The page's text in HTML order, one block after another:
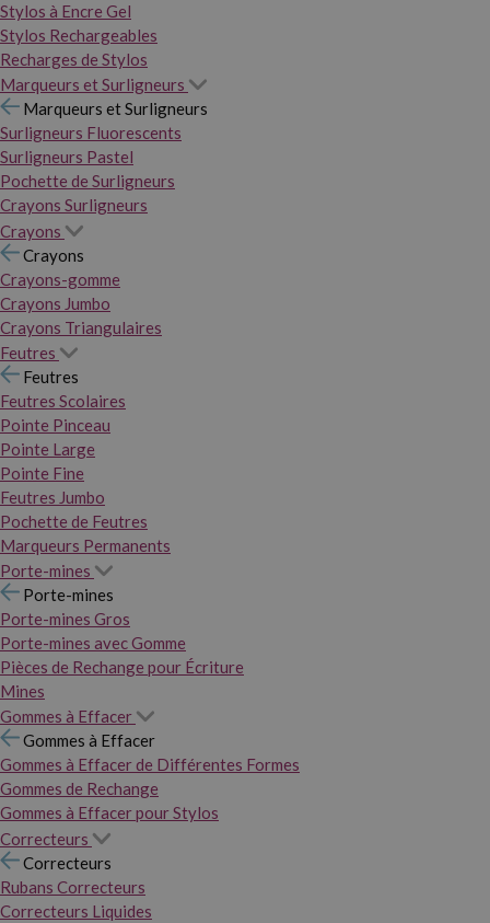
Stylos à Encre Gel
Stylos Rechargeables
Recharges de Stylos
Marqueurs et Surligneurs
Marqueurs et Surligneurs
Surligneurs Fluorescents
Surligneurs Pastel
Pochette de Surligneurs
Crayons Surligneurs
Crayons
Crayons
Crayons-gomme
Crayons Jumbo
Crayons Triangulaires
Feutres
Feutres
Feutres Scolaires
Pointe Pinceau
Pointe Large
Pointe Fine
Feutres Jumbo
Pochette de Feutres
Marqueurs Permanents
Porte-mines
Porte-mines
Porte-mines Gros
Porte-mines avec Gomme
Pièces de Rechange pour Écriture
Mines
Gommes à Effacer
Gommes à Effacer
Gommes à Effacer de Différentes Formes
Gommes de Rechange
Gommes à Effacer pour Stylos
Correcteurs
Correcteurs
Rubans Correcteurs
Correcteurs Liquides